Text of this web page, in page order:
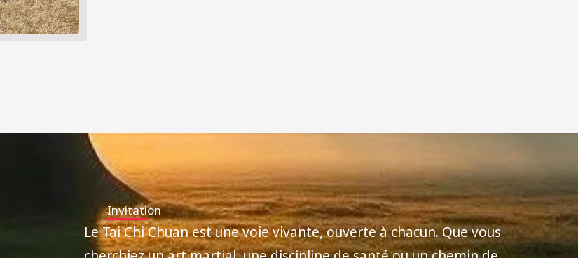
Invitation
Le Tai Chi Chuan est une voie vivante, ouverte à chacun. Que vous